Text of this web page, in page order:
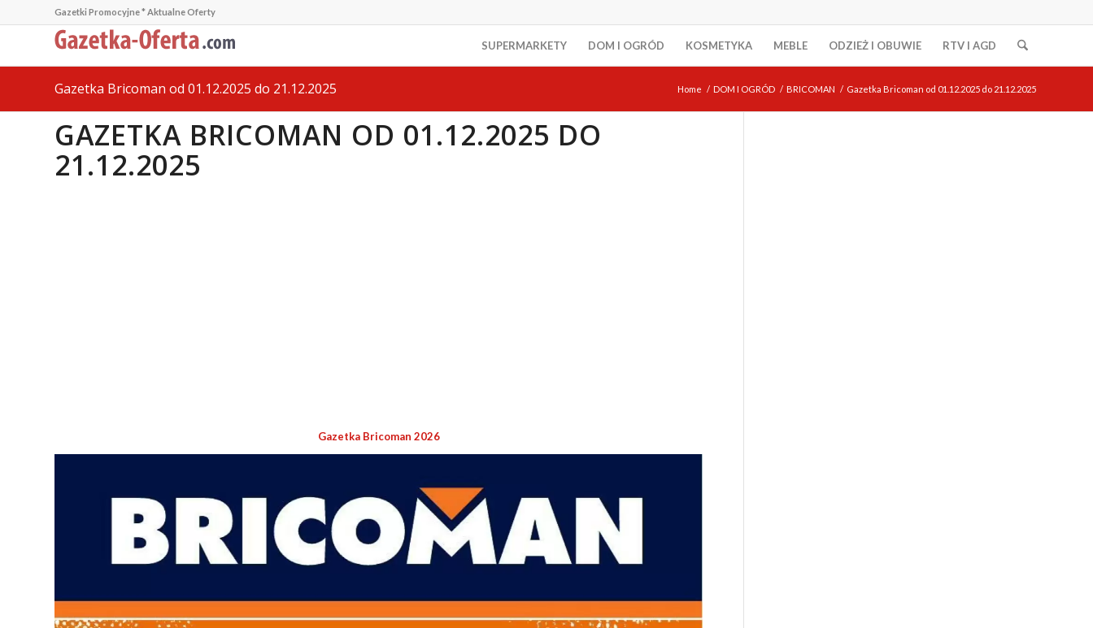
Gazetki Promocyjne * Aktualne Oferty
SUPERMARKETY DOM I OGRÓD KOSMETYKA MEBLE ODZIEŻ I OBUWIE RTV I AGD
Gazetka Bricoman od 01.12.2025 do 21.12.2025 Home / DOM I OGRÓD / BRICOMAN / Gazetka Bricoman od 01.12.2025 do 21.12.2025
GAZETKA BRICOMAN OD 01.12.2025 DO
21.12.2025
Gazetka Bricoman 2026